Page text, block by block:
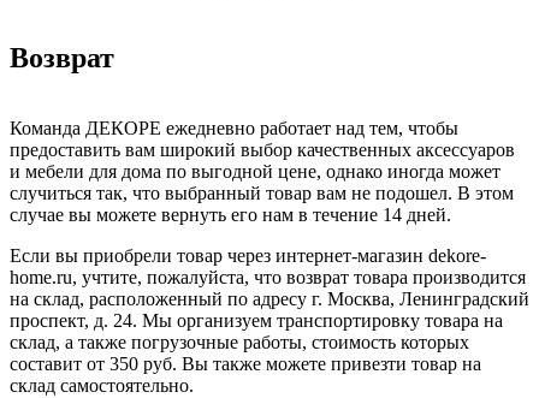
Возврат
Команда ДЕКОРЕ ежедневно работает над тем, чтобы
предоставить вам широкий выбор качественных аксессуаров
и мебели для дома по выгодной цене, однако иногда может
случиться так, что выбранный товар вам не подошел. В этом
случае вы можете вернуть его нам в течение 14 дней.
Если вы приобрели товар через интернет-магазин dekore-
home.ru, учтите, пожалуйста, что возврат товара производится
на склад, расположенный по адресу г. Москва, Ленинградский
проспект, д. 24. Мы организуем транспортировку товара на
склад, а также погрузочные работы, стоимость которых
составит от 350 руб. Вы также можете привезти товар на
склад самостоятельно.